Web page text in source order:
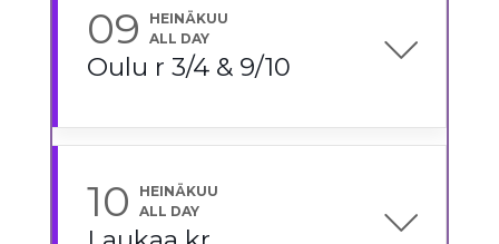
09
HEINÄKUU
ALL DAY
Oulu r 3/4 & 9/10
10
HEINÄKUU
ALL DAY